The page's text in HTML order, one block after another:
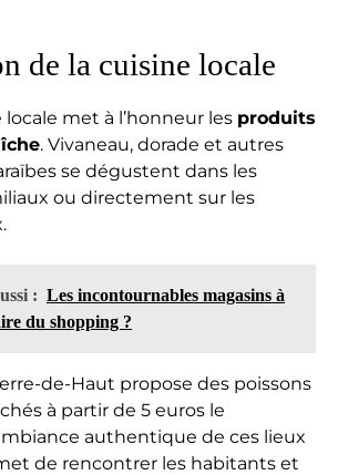
de la cuisine locale
met à l’honneur les produits
. Vivaneau, dorade et autres
se dégustent dans les
ou directement sur les
: Les incontournables magasins à
du shopping ?
de-Haut propose des poissons
à partir de 5 euros le
authentique de ces lieux
de rencontrer les habitants et